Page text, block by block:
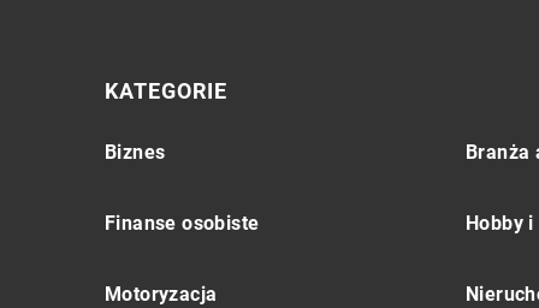
KATEGORIE
Biznes Branża
Finanse osobiste Hobby
Motoryzacja